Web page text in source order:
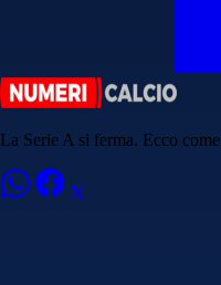
La Serie A si ferma. Ecco